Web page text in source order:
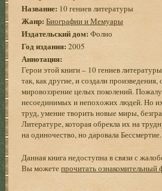
Название: 10 гениев литературы
Жанр: Биографии и Мемуары
Издательский дом: Фолио
Год издания: 2005
Аннотация:
Герои этой книги – 10 гениев
так, как другие, и создали
мировоззрение целых поколений.
несоединимых и непохожих людей. Но
труд, умение творить новые миры,
Литературе, которая обрекла их на
на одиночество, но даровала Бессмертие.
Данная книга недоступна в связи с
Вы можетепрочитать ознакомительный